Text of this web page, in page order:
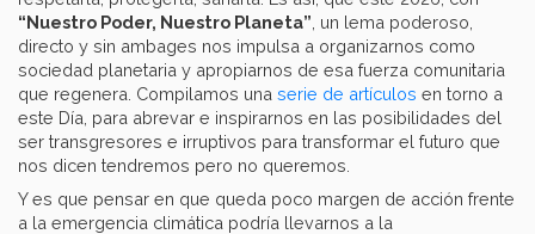
“Nuestro Poder, Nuestro Planeta” , un lema poderoso,
directo y sin ambages nos impulsa a organizarnos como
sociedad planetaria y apropiarnos de esa fuerza comunitaria
que regenera. Compilamos una serie de artículos en torno a
este Día, para abrevar e inspirarnos en las posibilidades del
ser transgresores e irruptivos para transformar el futuro que
nos dicen tendremos pero no queremos.
Y es que pensar en que queda poco margen de acción frente
a la emergencia climática podría llevarnos a la